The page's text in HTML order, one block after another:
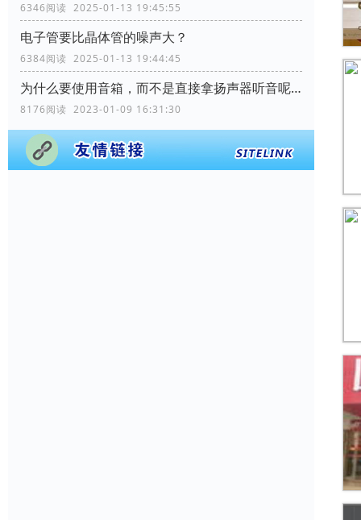
6346阅读 2025-01-13 19:45:55
电子管要比晶体管的噪声大？
6384阅读 2025-01-13 19:44:45
为什么要使用音箱，而不是直接拿扬声器听音呢？
8176阅读 2023-01-09 16:31:30